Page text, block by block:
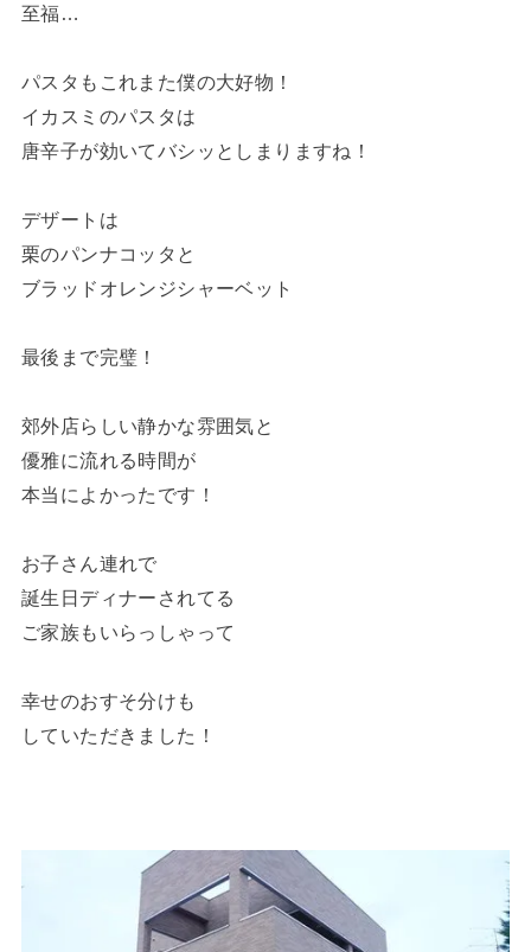
至福…
パスタもこれまた僕の大好物！
イカスミのパスタは
唐辛子が効いてバシッとしまりますね！
デザートは
栗のパンナコッタと
ブラッドオレンジシャーベット
最後まで完璧！
郊外店らしい静かな雰囲気と
優雅に流れる時間が
本当によかったです！
お子さん連れで
誕生日ディナーされてる
ご家族もいらっしゃって
幸せのおすそ分けも
していただきました！